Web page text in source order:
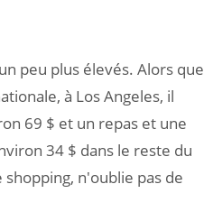
peu plus élevés. Alors que
à Los Angeles, il
69 $ et un repas et une
34 $ dans le reste du
n'oublie pas de